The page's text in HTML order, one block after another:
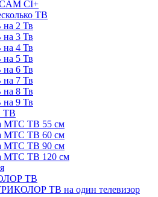
CI+
ТВ
2 Тв
3 Тв
4 Тв
5 Тв
6 Тв
7 Тв
8 Тв
9 Тв
ТВ
МТС ТВ 55 см
МТС ТВ 60 см
МТС ТВ 90 см
МТС ТВ 120 см
ТВ
ТВ на один телевизор